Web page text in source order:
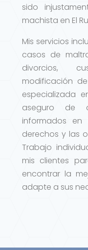
sido
machista en El
Mis servicios
casos de
divorcios,
modificación
especializada
aseguro de
informados
derechos y las
Trabajo
mis clientes
encontrar la
adapte a sus